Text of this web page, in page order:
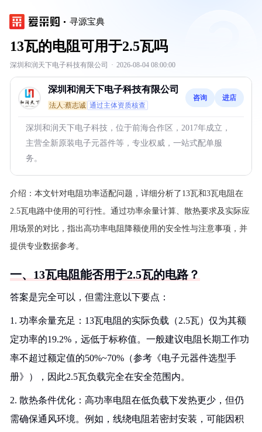
寻源宝典
13瓦的电阻可用于2.5瓦吗
深圳和润天下电子科技有限公司 · 2026-08-04 08:00:00
深圳和润天下电子科技有限公司
法人:蔡志诚 通过主体资质核查
咨询 进店
深圳和润天下电子科技，位于前海合作区，2017年成立，
主营全新原装电子元器件等，专业权威，一站式配单服
务。
介绍： 本文针对电阻功率适配问题，详细分析了13瓦和3瓦电阻在
2.5瓦电路中使用的可行性。通过功率余量计算、散热要求及实际应
用场景的对比，指出高功率电阻降额使用的安全性与注意事项，并
提供专业数据参考。
一、13瓦电阻能否用于2.5瓦的电路？
答案是完全可以，但需注意以下要点：
1. 功率余量充足：13瓦电阻的实际负载（2.5瓦）仅为其额
定功率的19.2%，远低于标称值。一般建议电阻长期工作功
率不超过额定值的50%~70%（参考《电子元器件选型手
册》），因此2.5瓦负载完全在安全范围内。
2. 散热条件优化：高功率电阻在低负载下发热更少，但仍
需确保通风环境。例如，线绕电阻若密封安装，可能因积